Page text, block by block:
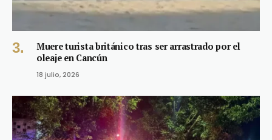
Muere turista británico tras ser arrastrado por el
oleaje en Cancún
18 julio, 2026